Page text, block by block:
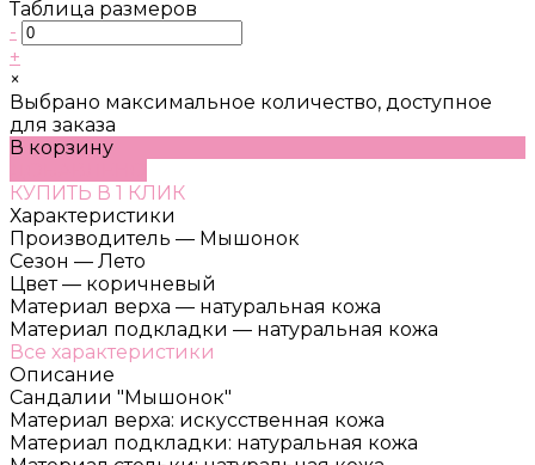
Таблица размеров
-
+
×
Выбрано максимальное количество, доступное
для заказа
В корзину
КУПИТЬ В 1 КЛИК
Характеристики
Производитель — Мышонок
Сезон — Лето
Цвет — коричневый
Материал верха — натуральная кожа
Материал подкладки — натуральная кожа
Все характеристики
Описание
Сандалии "Мышонок"
Материал верха: искусственная кожа
Материал подкладки: натуральная кожа